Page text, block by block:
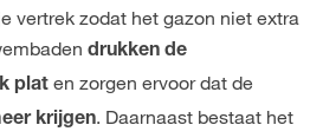
vertrek zodat het gazon niet extra
drukken de
plat en zorgen ervoor dat de
krijgen. Daarnaast bestaat het